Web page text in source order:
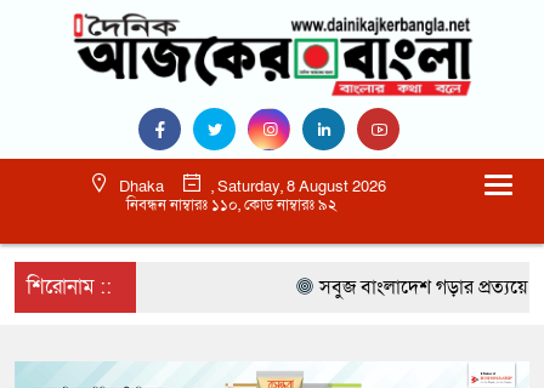
Dhaka
, Saturday, 8 August 2026
নিবন্ধন নাম্বারঃ ১১০, কোড নাম্বারঃ ৯২
শিরোনাম :: সবুজ বাংলাদেশ গড়ার প্রত্যয়ে